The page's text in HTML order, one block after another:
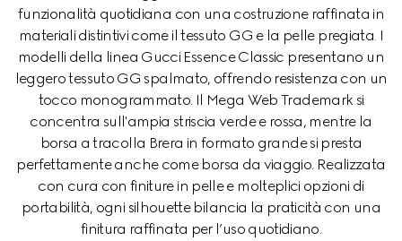
funzionalità quotidiana con una costruzione raffinata in
materiali distintivi come il tessuto GG e la pelle pregiata. I
modelli della linea Gucci Essence Classic presentano un
leggero tessuto GG spalmato, offrendo resistenza con un
tocco monogrammato. Il Mega Web Trademark si
concentra sull'ampia striscia verde e rossa, mentre la
borsa a tracolla Brera in formato grande si presta
perfettamente anche come borsa da viaggio. Realizzata
con cura con finiture in pelle e molteplici opzioni di
portabilità, ogni silhouette bilancia la praticità con una
finitura raffinata per l’uso quotidiano.